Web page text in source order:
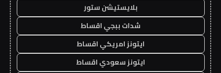
بلايستيشن ستور
شدات ببجي اقساط
ايتونز امريكي اقساط
ايتونز سعودي اقساط